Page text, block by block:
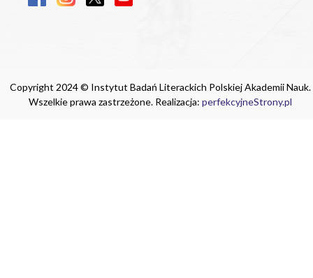
Copyright 2024 © Instytut Badań Literackich Polskiej Akademii Nauk.
Wszelkie prawa zastrzeżone. Realizacja: perfekcyjneStrony.pl